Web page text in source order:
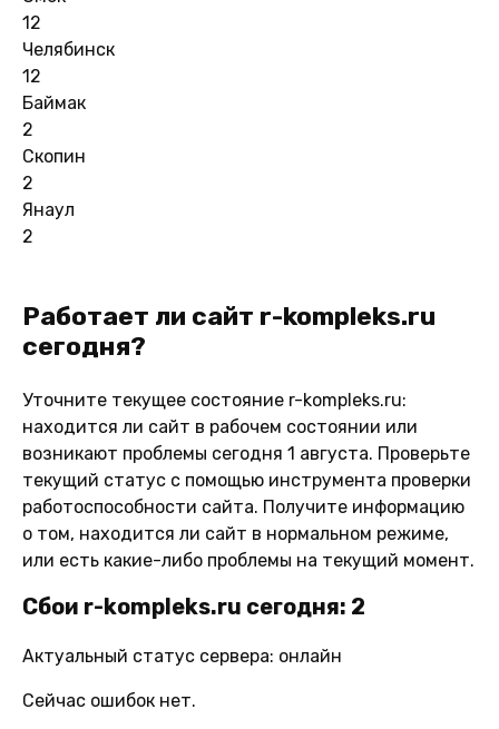
12
Челябинск
12
Баймак
2
Скопин
2
Янаул
2
Работает ли сайт r-kompleks.ru
сегодня?
Уточните текущее состояние r-kompleks.ru:
находится ли сайт в рабочем состоянии или
возникают проблемы сегодня 1 августа. Проверьте
текущий статус с помощью инструмента проверки
работоспособности сайта. Получите информацию
о том, находится ли сайт в нормальном режиме,
или есть какие-либо проблемы на текущий момент.
Сбои r-kompleks.ru сегодня: 2
Актуальный статус сервера: онлайн
Сейчас ошибок нет.